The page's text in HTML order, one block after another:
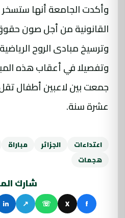
وأكدت الجامعة أنها ستسخر
القانونية من أجل صون
وترسيخ مبادى الروح
وتفصيلا في أعقاب هذه
جمعت بين لاعبين أطفال
عشرة سنة.
اعتداءات الجزائر مباراة
هجمات
شارك
f
X
☏
↗
in